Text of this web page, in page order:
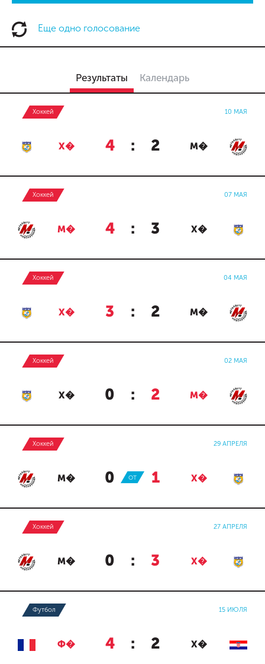
Еще одно голосование
Результаты Календарь
Хоккей 10 МАЯ
Х� 4 : 2 М�
Хоккей 07 МАЯ
М� 4 : 3 Х�
Хоккей 04 МАЯ
Х� 3 : 2 М�
Хоккей 02 МАЯ
Х� 0 : 2 М�
Хоккей 29 АПРЕЛЯ
М� 0 : 1 Х�
ОТ
Хоккей 27 АПРЕЛЯ
М� 0 : 3 Х�
Футбол 15 ИЮЛЯ
Ф� 4 : 2 Х�